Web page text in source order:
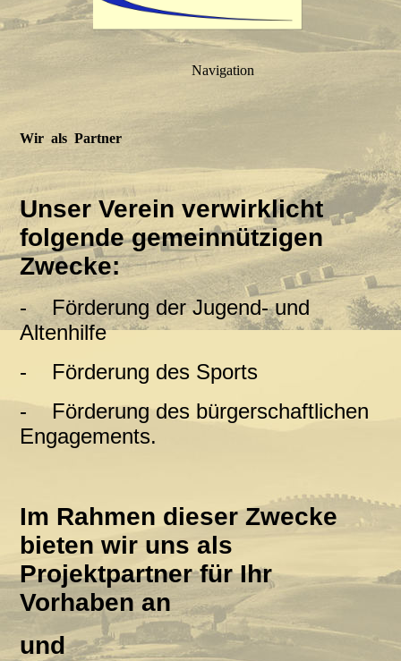
Navigation
Wir als Partner
Unser Verein verwirklicht
folgende gemeinnützigen
Zwecke:
- Förderung der Jugend- und
Altenhilfe
- Förderung des Sports
- Förderung des bürgerschaftlichen
Engagements.
Im Rahmen dieser Zwecke
bieten wir uns als
Projektpartner für Ihr
Vorhaben an
und